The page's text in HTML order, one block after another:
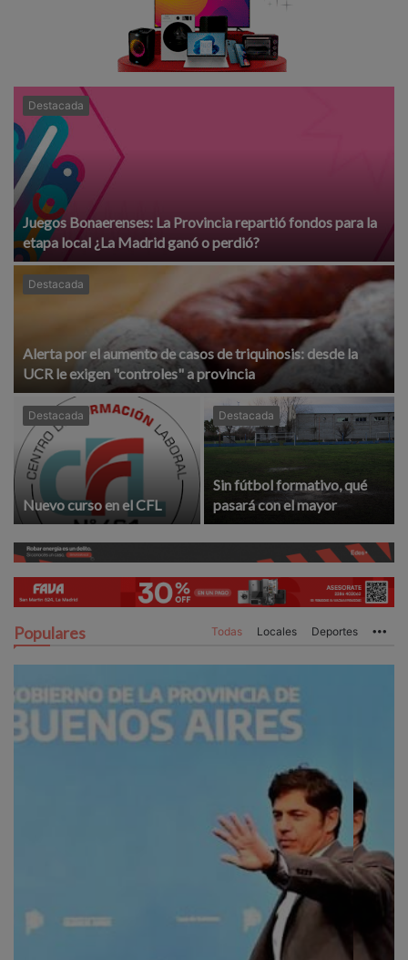
Destacada
Juegos Bonaerenses: La Provincia repartió fondos para la
etapa local ¿La Madrid ganó o perdió?
Destacada
Alerta por el aumento de casos de triquinosis: desde la
UCR le exigen "controles" a provincia
Destacada
Nuevo curso en el CFL
Destacada
Sin fútbol formativo, qué
pasará con el mayor
Populares Todas Locales Deportes